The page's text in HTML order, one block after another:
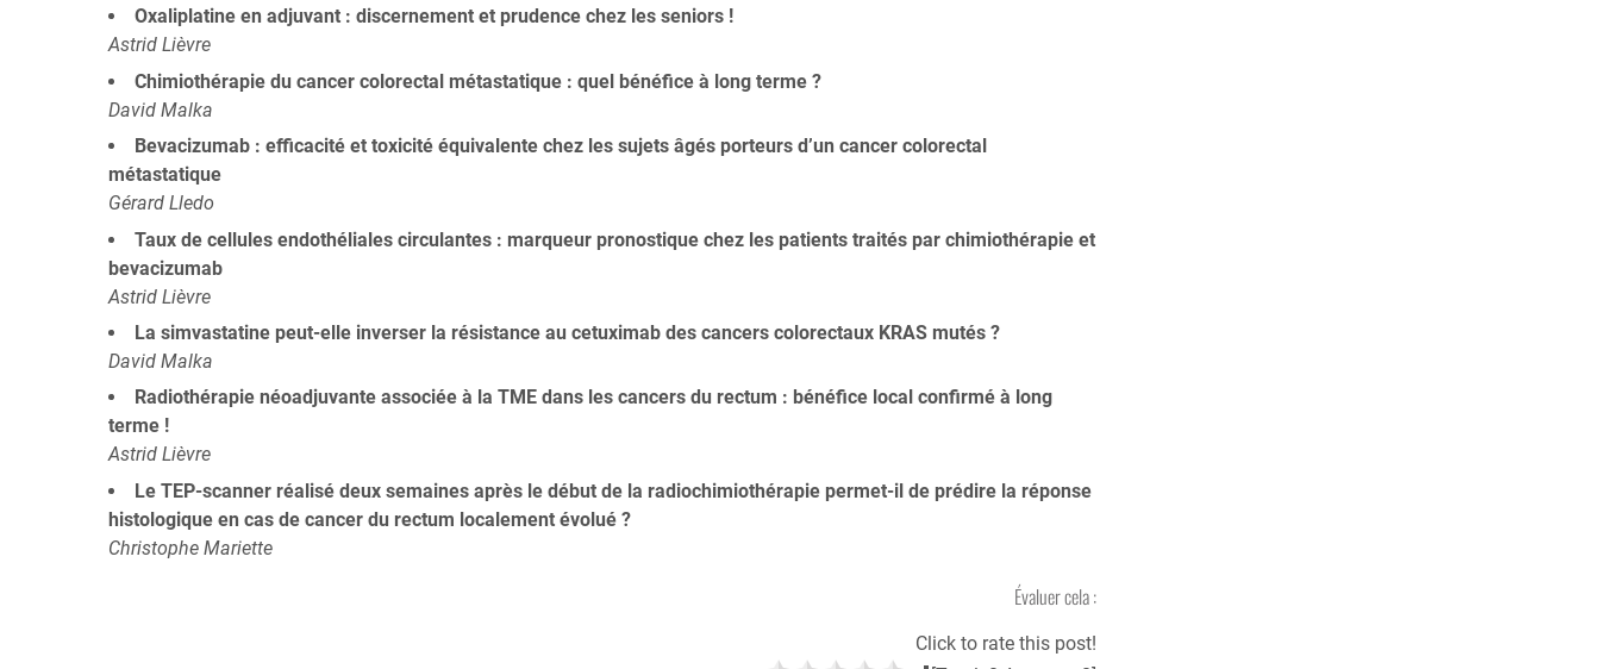
Oxaliplatine en adjuvant : discernement et prudence chez les seniors !
Astrid Lièvre
Chimiothérapie du cancer colorectal métastatique : quel bénéfice à long terme ?
David Malka
Bevacizumab : efficacité et toxicité équivalente chez les sujets âgés porteurs d’un cancer colorectal
métastatique
Gérard Lledo
Taux de cellules endothéliales circulantes : marqueur pronostique chez les patients traités par chimiothérapie et
bevacizumab
Astrid Lièvre
La simvastatine peut-elle inverser la résistance au cetuximab des cancers colorectaux KRAS mutés ?
David Malka
Radiothérapie néoadjuvante associée à la TME dans les cancers du rectum : bénéfice local confirmé à long
terme !
Astrid Lièvre
Le TEP-scanner réalisé deux semaines après le début de la radiochimiothérapie permet-il de prédire la réponse
histologique en cas de cancer du rectum localement évolué ?
Christophe Mariette
Évaluer cela :
Click to rate this post!